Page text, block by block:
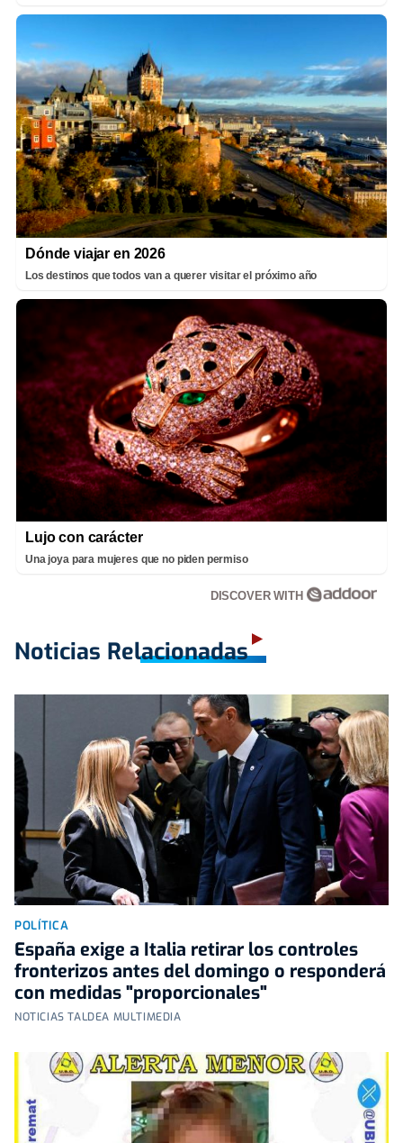
Dónde viajar en 2026
Los destinos que todos van a querer visitar el próximo año
Lujo con carácter
Una joya para mujeres que no piden permiso
DISCOVER WITH
Noticias Relacionadas
POLÍTICA
España exige a Italia retirar los controles
fronterizos antes del domingo o responderá
con medidas "proporcionales"
NOTICIAS TALDEA MULTIMEDIA